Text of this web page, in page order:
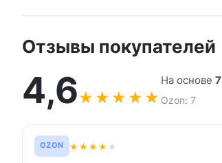
Отзывы покупателей
4,6★ ★ ★ ★ ★
На основе 7
Ozon: 7
OZON ★★★★ ★